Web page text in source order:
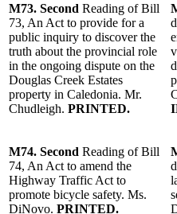
M73. Second Reading of Bill
73, An Act to provide for a
public inquiry to discover the
truth about the provincial role
in the ongoing dispute on the
Douglas Creek Estates
property in Caledonia. Mr.
Chudleigh. PRINTED.
M74. Second Reading of Bill
74, An Act to amend the
Highway Traffic Act to
promote bicycle safety. Ms.
DiNovo. PRINTED.